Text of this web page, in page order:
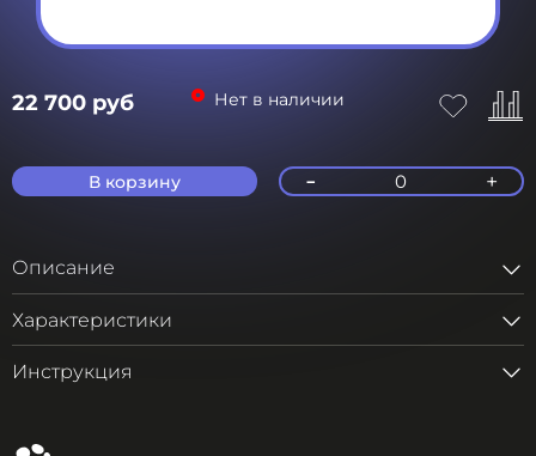
22 700 руб Нет в наличии
В корзину - 0 +
Описание
Характеристики
Инструкция